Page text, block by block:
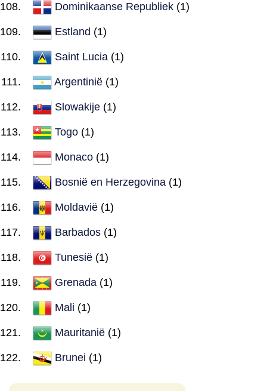
Dominikaanse Republiek (1)
Estland (1)
Saint Lucia (1)
Argentinië (1)
Slowakije (1)
Togo (1)
Monaco (1)
Bosnië en Herzegovina (1)
Moldavië (1)
Barbados (1)
Tunesië (1)
Grenada (1)
Mali (1)
Mauritanië (1)
Brunei (1)